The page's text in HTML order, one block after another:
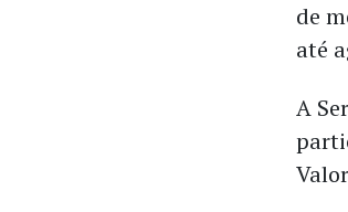
de
até
A